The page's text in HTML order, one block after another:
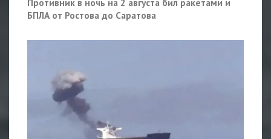
БПЛА от Ростова до Саратова